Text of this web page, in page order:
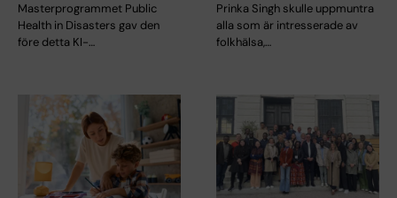
Masterprogrammet Public
Health in Disasters gav den
före detta KI-…
Prinka Singh skulle uppmuntra
alla som är intresserade av
folkhälsa,…